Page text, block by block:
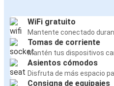
WiFi gratuito
Mantente conectado
Tomas de corriente
Mantén tus dispositivos
Asientos cómodos
Disfruta de más espacio
Consigna de equipajes